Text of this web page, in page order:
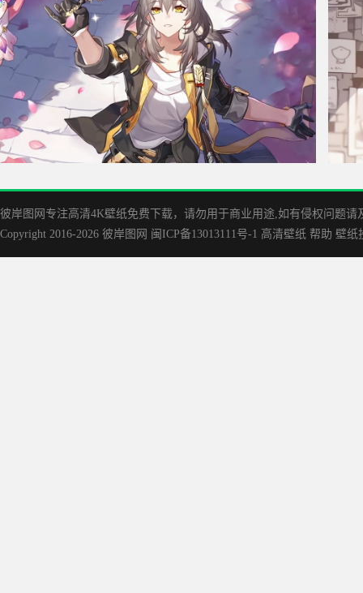
彼岸图网专注高清4K壁纸免费下载，请勿用于商业用途,如有侵权问题
Copyright 2016-2026 彼岸图网 闽ICP备13013111号-1 高清壁纸 帮助 壁纸